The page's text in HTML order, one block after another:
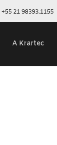
+55 21 98393.1155
A Krartec